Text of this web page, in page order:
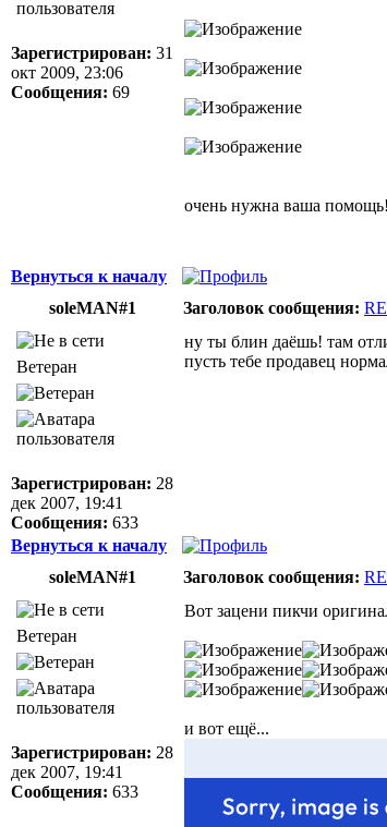
Зарегистрирован: 31
окт 2009, 23:06
Сообщения: 69
очень нужна ваша
Вернуться к началу
soleMAN#1
Заголовок сообщения:
Ветеран
Зарегистрирован: 28
дек 2007, 19:41
Сообщения: 633
ну ты блин даёшь! там
пусть тебе продавец
Вернуться к началу
soleMAN#1
Заголовок сообщения:
Ветеран
Зарегистрирован: 28
дек 2007, 19:41
Сообщения: 633
Вот зацени пикчи
и вот ещё...